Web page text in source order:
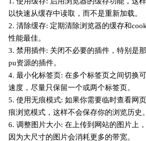
以快速从缓存中读取，而不是重新加载。
2. 清除缓存: 定期清除浏览器的缓存和
性能最佳。
3. 禁用插件: 关闭不必要的插件，特别是
pu资源的插件。
4. 最小化标签页: 在多个标签页之间切换
速度，尽量只保留一个或两个标签页。
5. 使用无痕模式: 如果你需要临时查看网
痕浏览模式，这样不会保存你的浏览历史。
6. 调整图片大小: 在上传到网站的图片上
因为大尺寸的图片会消耗更多的带宽。